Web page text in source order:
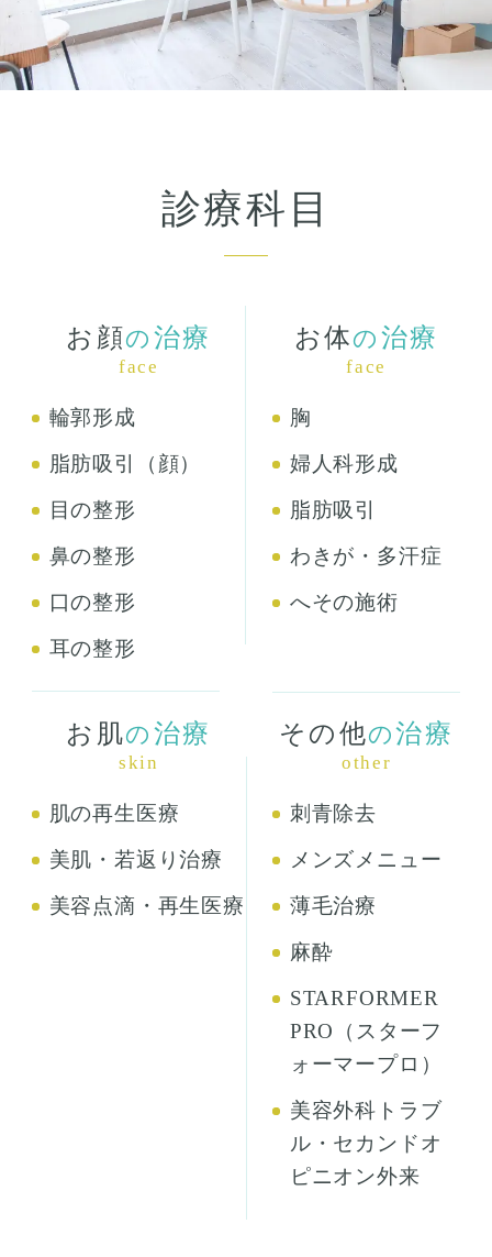
診療科目
お顔の 治療
face
輪郭形成
脂肪吸引（顔）
目の整形
鼻の整形
口の整形
耳の整形
お体の 治療
face
胸
婦人科形成
脂肪吸引
わきが・多汗症
へその施術
お肌の 治療
skin
肌の再生医療
美肌・若返り治療
美容点滴・再生医療
その他の治療
other
刺青除去
メンズメニュー
薄毛治療
麻酔
STARFORMER
PRO（スターフ
ォーマープロ）
美容外科トラブ
ル・セカンドオ
ピニオン外来